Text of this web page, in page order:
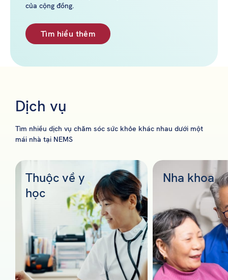
của cộng đồng.
Tìm hiểu thêm
Dịch vụ
Tìm nhiều dịch vụ chăm sóc sức khỏe khác nhau dưới một
mái nhà tại NEMS
Thuộc về y
học
Nha khoa